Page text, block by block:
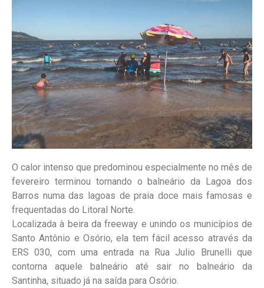
O calor intenso que predominou especialmente no mês de
fevereiro terminou tornando o balneário da Lagoa dos
Barros numa das lagoas de praia doce mais famosas e
frequentadas do Litoral Norte.
Localizada à beira da freeway e unindo os municípios de
Santo Antônio e Osório, ela tem fácil acesso através da
ERS 030, com uma entrada na Rua Julio Brunelli que
contorna aquele balneário até sair no balneário da
Santinha, situado já na saída para Osório.